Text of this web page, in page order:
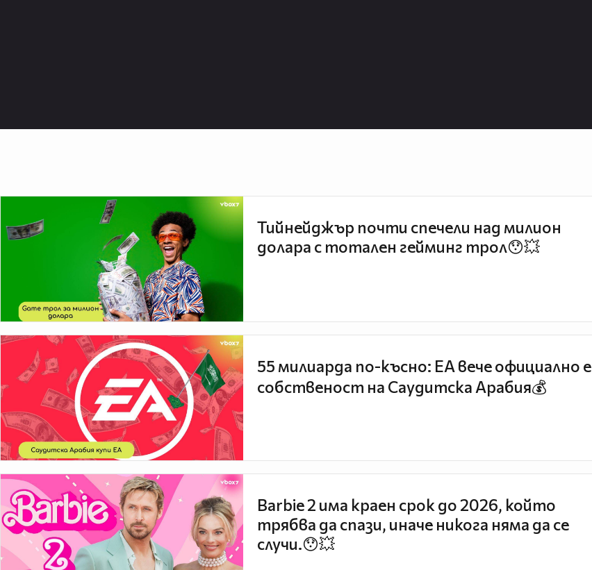
Тийнейджър почти спечели над милион
долара с тотален гейминг трол😯💥
55 милиарда по-късно: EA вече официално е
собственост на Саудитска Арабия💰
Barbie 2 има краен срок до 2026, който
трябва да спази, иначе никога няма да се
случи.😯💥